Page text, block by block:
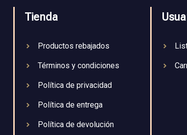
Tienda
Productos rebajados
Términos y condiciones
Política de privacidad
Política de entrega
Política de devolución